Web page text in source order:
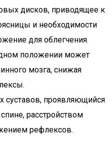
дисков, приводящее к
и необходимости
для облегчения.
положении может
мозга, снижая
суставов, проявляющийся
расстройством
рефлексов.